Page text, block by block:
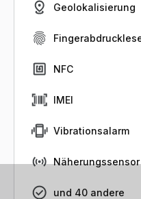
Geolokalisierung
NFC
IMEI
Vibrationsalarm
Näherungssensor
und 40 andere